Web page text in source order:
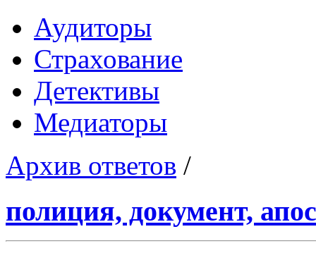
Аудиторы
Страхование
Детективы
Медиаторы
Архив ответов /
полиция, документ,